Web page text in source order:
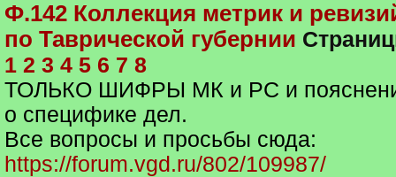
Ф.142 Коллекция метрик и
по Таврической губернии
1 2 3 4 5 6 7 8
ТОЛЬКО ШИФРЫ МК и РС и
о специфике дел.
Все вопросы и просьбы сюда:
https://forum.vgd.ru/802/109987/